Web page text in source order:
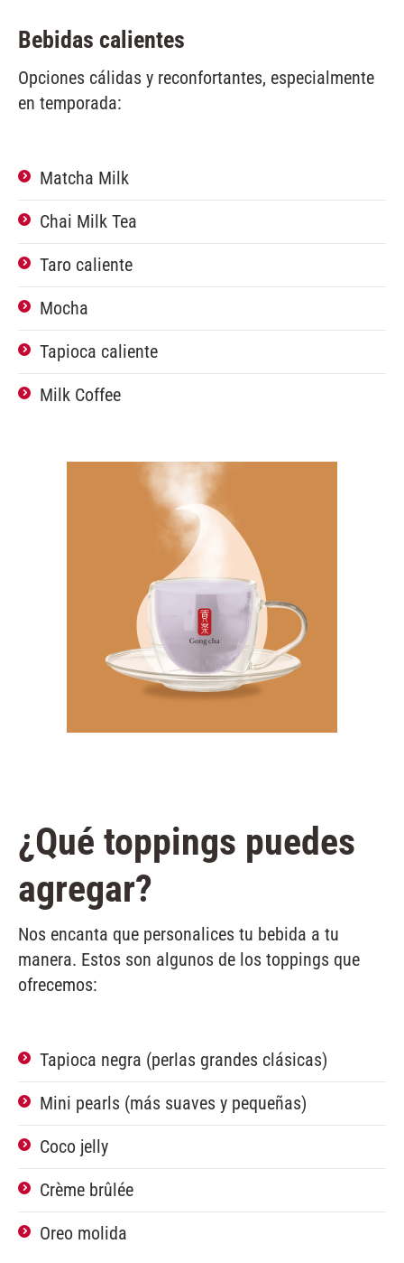
Bebidas calientes
Opciones cálidas y reconfortantes, especialmente
en temporada:
Matcha Milk
Chai Milk Tea
Taro caliente
Mocha
Tapioca caliente
Milk Coffee
¿Qué toppings puedes
agregar?
Nos encanta que personalices tu bebida a tu
manera. Estos son algunos de los toppings que
ofrecemos:
Tapioca negra (perlas grandes clásicas)
Mini pearls (más suaves y pequeñas)
Coco jelly
Crème brûlée
Oreo molida